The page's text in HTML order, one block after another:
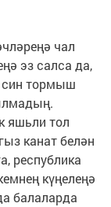
чал
эз салса да,
син тормыш
яшьли тол
канат белән
республика
күңелеңә
балаларда